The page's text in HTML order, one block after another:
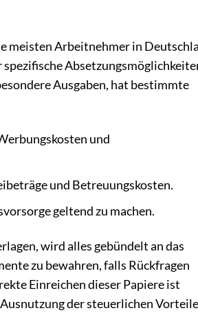
meisten Arbeitnehmer in
Ausgaben, hat bestimmte
und
und Betreuungskosten.
geltend zu machen.
wird alles gebündelt an das
zu bewahren, falls Rückfragen
Einreichen dieser Papiere ist
der steuerlichen Vorteile